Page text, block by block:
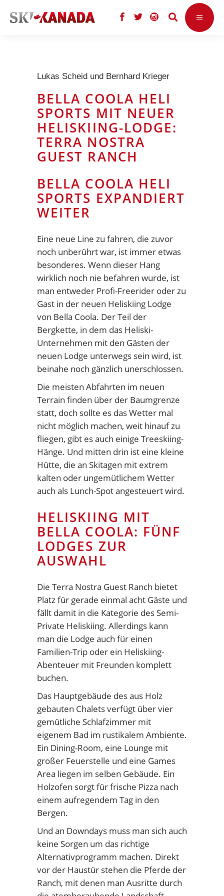
Lukas Scheid und Bernhard Krieger
BELLA COOLA HELI
SPORTS MIT NEUER
HELISKIING-LODGE:
TERRA NOSTRA
GUEST RANCH
BELLA COOLA HELI
SPORTS EXPANDIERT
WEITER
Eine neue Line zu fahren, die zuvor
noch unberührt war, ist immer etwas
besonderes. Wenn dieser Hang
wirklich noch nie befahren wurde, ist
man entweder Profi-Freerider oder zu
Gast in der neuen Heliskiing Lodge
von Bella Coola. Der Teil der
Bergkette, in dem das Heliski-
Unternehmen mit den Gästen der
neuen Lodge unterwegs sein wird, ist
beinahe noch gänzlich unerschlossen.
Die meisten Abfahrten im neuen
Terrain finden über der Baumgrenze
statt, doch sollte es das Wetter mal
nicht möglich machen, weit hinauf zu
fliegen, gibt es auch einige Treeskiing-
Hänge. Und mitten drin ist eine kleine
Hütte, die an Skitagen mit extrem
kalten oder ungemütlichem Wetter
auch als Lunch-Spot angesteuert wird.
HELISKIING MIT
BELLA COOLA: FÜNF
LODGES ZUR
AUSWAHL
Die Terra Nostra Guest Ranch bietet
Platz für gerade einmal acht Gäste und
fällt damit in die Kategorie des Semi-
Private Heliskiing. Allerdings kann
man die Lodge auch für einen
Familien-Trip oder ein Heliskiing-
Abenteuer mit Freunden komplett
buchen.
Das Hauptgebäude des aus Holz
gebauten Chalets verfügt über vier
gemütliche Schlafzimmer mit
eigenem Bad im rustikalem Ambiente.
Ein Dining-Room, eine Lounge mit
großer Feuerstelle und eine Games
Area liegen im selben Gebäude. Ein
Holzofen sorgt für frische Pizza nach
einem aufregendem Tag in den
Bergen.
Und an Downdays muss man sich auch
keine Sorgen um das richtige
Alternativprogramm machen. Direkt
vor der Haustür stehen die Pferde der
Ranch, mit denen man Ausritte durch